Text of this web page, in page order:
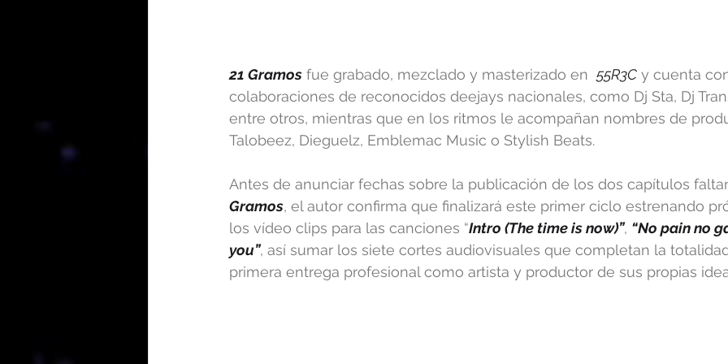
21 Gramos fue grabado, mezclado y masterizado en 55R3C y cuenta
colaboraciones de reconocidos deejays nacionales, como Dj Sta, Dj
entre otros, mientras que en los ritmos le acompañan nombres de
Talobeez, Dieguelz, Emblemac Music o Stylish Beats.
Antes de anunciar fechas sobre la publicación de los dos capítulos
Gramos, el autor confirma que finalizará este primer ciclo estrenando
los vídeo clips para las canciones “Intro (The time is now)”, “No pain no
you”, así sumar los siete cortes audiovisuales que completan la
primera entrega profesional como artista y productor de sus propias